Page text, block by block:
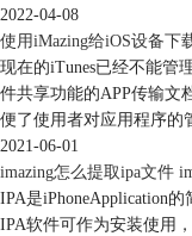
除此之外，你还可以将备
上点击最上方的图标，选
2022-04-08
使用iMazing给iOS设备下
现在的iTunes已经不能管
件共享功能的APP传输文
便了使用者对应用程序的
2021-06-01
imazing怎么提取ipa文件
IPA是iPhoneApplication
IPA软件可作为安装使用